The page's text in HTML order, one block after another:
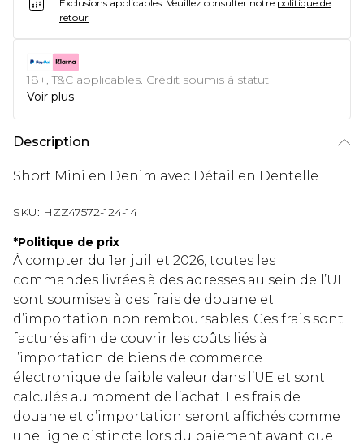
Exclusions applicables. Veuillez consulter notre politique de
retour
18+, T&C applicables. Crédit soumis à statut
Voir plus
Description
Short Mini en Denim avec Détail en Dentelle
SKU: HZZ47572-124-14
*Politique de prix
À compter du 1er juillet 2026, toutes les
commandes livrées à des adresses au sein de l’UE
sont soumises à des frais de douane et
d’importation non remboursables. Ces frais sont
facturés afin de couvrir les coûts liés à
l’importation de biens de commerce
électronique de faible valeur dans l’UE et sont
calculés au moment de l’achat. Les frais de
douane et d’importation seront affichés comme
une ligne distincte lors du paiement avant que